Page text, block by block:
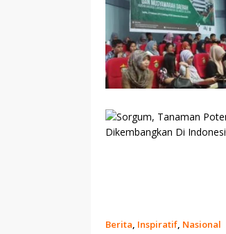
Berita, Inspiratif, Nasional